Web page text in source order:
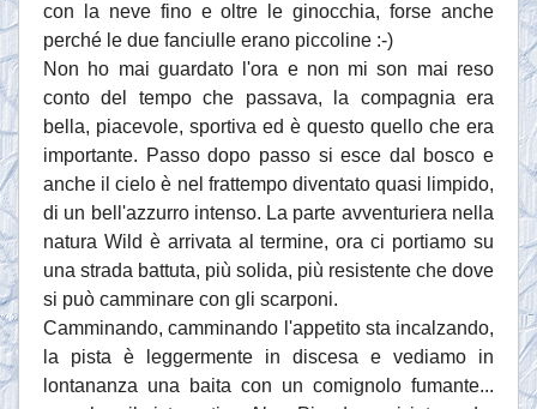
con la neve fino e oltre le ginocchia, forse anche
perché le due fanciulle erano piccoline :-)
Non ho mai guardato l'ora e non mi son mai reso
conto del tempo che passava, la compagnia era
bella, piacevole, sportiva ed è questo quello che era
importante. Passo dopo passo si esce dal bosco e
anche il cielo è nel frattempo diventato quasi limpido,
di un bell'azzurro intenso. La parte avventuriera nella
natura Wild è arrivata al termine, ora ci portiamo su
una strada battuta, più solida, più resistente che dove
si può camminare con gli scarponi.
Camminando, camminando l'appetito sta incalzando,
la pista è leggermente in discesa e vediamo in
lontananza una baita con un comignolo fumante...